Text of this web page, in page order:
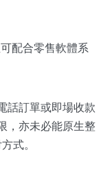
配合零售軟體系
話訂單或即場收款
，亦未必能原生整
式。